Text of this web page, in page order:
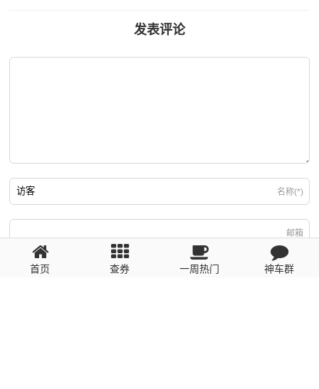
发表评论
名称(*)
邮箱
回复需填写必要信息
首页 查券 一周热门 神车群